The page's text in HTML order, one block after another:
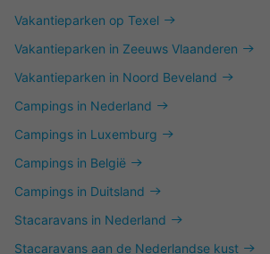
Vakantieparken op Texel
Vakantieparken in Zeeuws Vlaanderen
Vakantieparken in Noord Beveland
Campings in Nederland
Campings in Luxemburg
Campings in België
Campings in Duitsland
Stacaravans in Nederland
Stacaravans aan de Nederlandse kust